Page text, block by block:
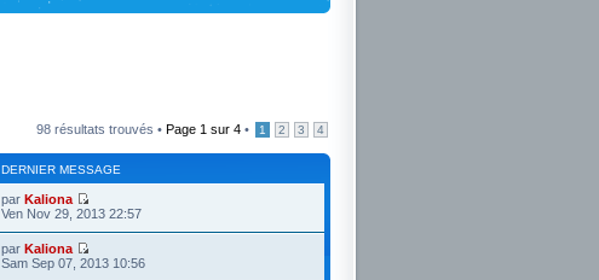
98 résultats trouvés • Page 1 sur 4 • 1 2 3 4
DERNIER MESSAGE
par Kaliona
Ven Nov 29, 2013 22:57
par Kaliona
Sam Sep 07, 2013 10:56